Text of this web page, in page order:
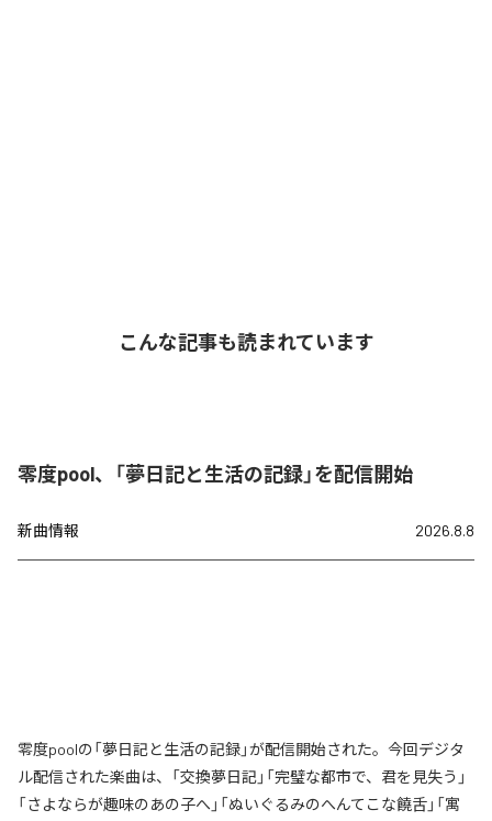
こんな記事も読まれています
零度pool、「夢日記と生活の記録」を配信開始
新曲情報 2026.8.8
零度poolの「夢日記と生活の記録」が配信開始された。今回デジタ
ル配信された楽曲は、「交換夢日記」「完璧な都市で、君を見失う」
「さよならが趣味のあの子へ」「ぬいぐるみのへんてこな饒舌」「寓